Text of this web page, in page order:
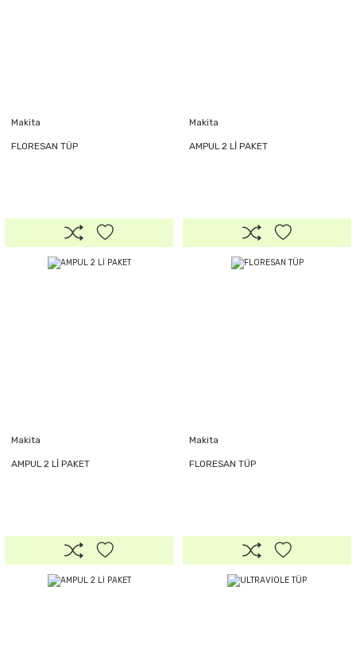
Makita
FLORESAN TÜP
Makita
AMPUL 2 Lİ PAKET
Makita
AMPUL 2 Lİ PAKET
Makita
FLORESAN TÜP